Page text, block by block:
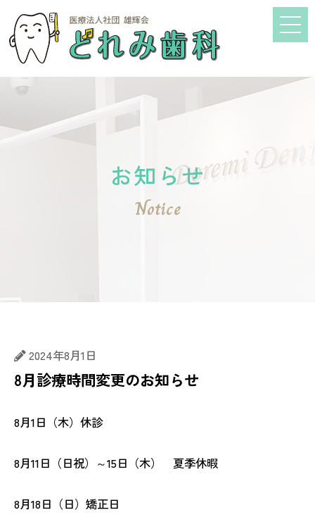
お知らせ
Notice
2024年8月1日
8月診療時間変更のお知らせ
8月1日（木）休診
8月11日（日祝）～15日（木） 夏季休暇
8月18日（日）矯正日